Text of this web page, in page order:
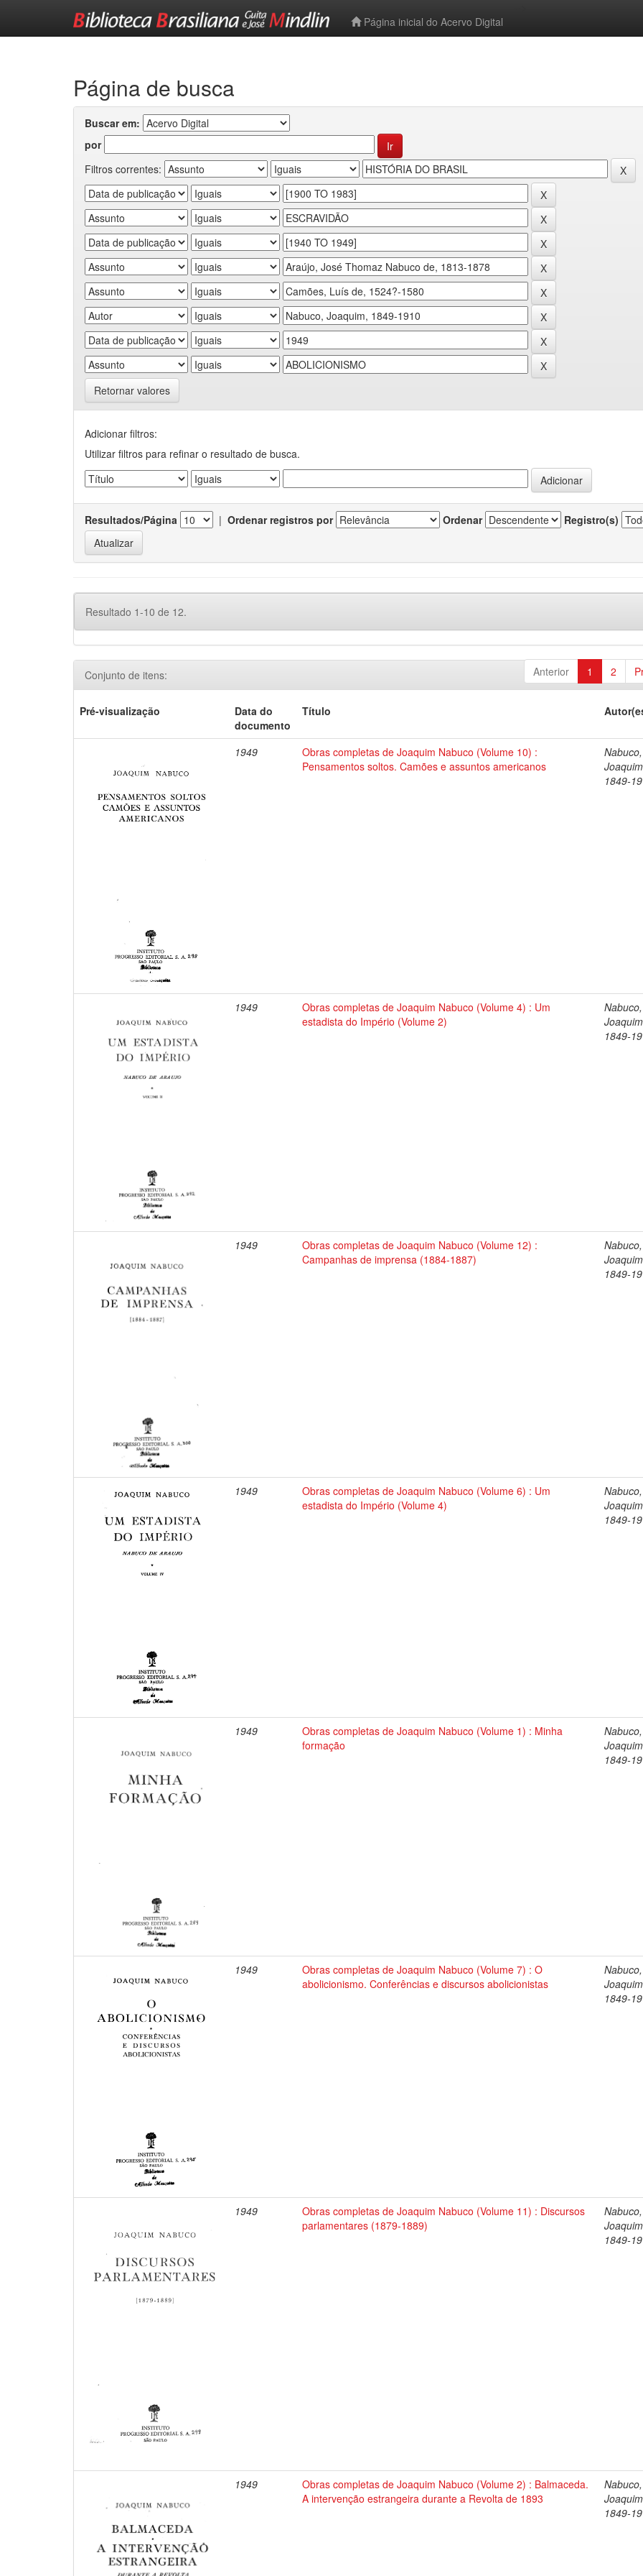
Página inicial do Acervo Digital
Página de busca
Buscar em:
por
Filtros correntes:
Retornar valores
Adicionar filtros:
Utilizar filtros para refinar o resultado de busca.
Resultados/Página | Ordenar registros por Ordenar Registro(s)
Resultado 1-10 de 12.
Anterior 1 2
Conjunto de itens:
Pré-visualização
Data do
documento
Título
1949
Obras completas de Joaquim Nabuco (Volume 10) :
Pensamentos soltos. Camões e assuntos americanos
Nabuco,
1849-
1949
Obras completas de Joaquim Nabuco (Volume 4) : Um
estadista do Império (Volume 2)
Nabuco,
1849-
1949
Obras completas de Joaquim Nabuco (Volume 12) :
Campanhas de imprensa (1884-1887)
Nabuco,
1849-
1949
Obras completas de Joaquim Nabuco (Volume 6) : Um
estadista do Império (Volume 4)
Nabuco,
1849-
1949
Obras completas de Joaquim Nabuco (Volume 1) : Minha
formação
Nabuco,
1849-
1949
Obras completas de Joaquim Nabuco (Volume 7) : O
abolicionismo. Conferências e discursos abolicionistas
Nabuco,
1849-
1949
Obras completas de Joaquim Nabuco (Volume 11) : Discursos
parlamentares (1879-1889)
Nabuco,
1849-
1949
Obras completas de Joaquim Nabuco (Volume 2) : Balmaceda.
A intervenção estrangeira durante a Revolta de 1893
Nabuco,
1849-